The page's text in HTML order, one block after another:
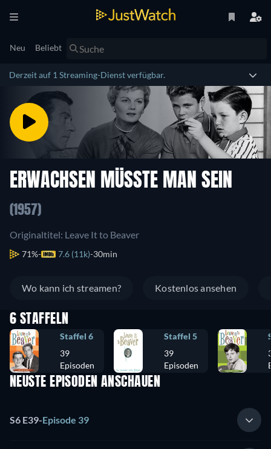
Neu Beliebt
Derzeit auf 1 Streaming-Dienst verfügbar.
ERWACHSEN MÜSSTE MAN SEIN
(1957)
Originaltitel: Leave It to Beaver
71% 7.6 (11k) 30min
Wo kann ich streamen? Kostenlos ansehen
6 STAFFELN
Staffel 6
39
Episoden
Staffel 5
39
Episoden
NEUSTE EPISODEN ANSCHAUEN
S6 E39-Episode 39